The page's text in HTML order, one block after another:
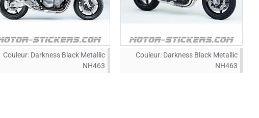
Couleur: Darkness Black Metallic
NH463
Couleur: Darkness Black Metallic
NH463